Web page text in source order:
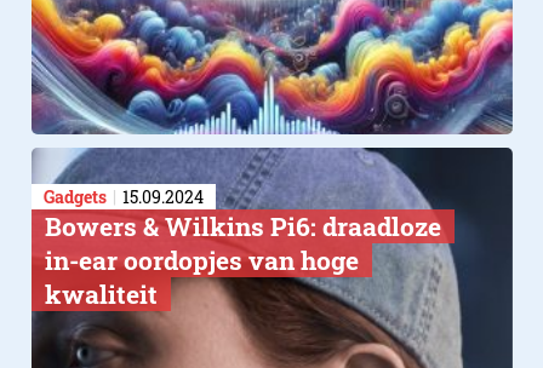
Gadgets 15.09.2024
Bowers & Wilkins Pi6: draadloze
in-ear oordopjes van hoge
kwaliteit